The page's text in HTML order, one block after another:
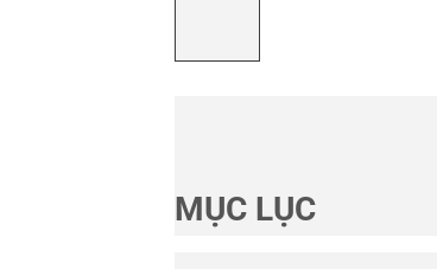
MỤC LỤC